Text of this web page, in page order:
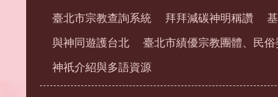
臺北市宗教查詢系統 拜拜減碳神明稱讚
與神同遊護台北 臺北市績優宗教團體、民
神祇介紹與多語資源